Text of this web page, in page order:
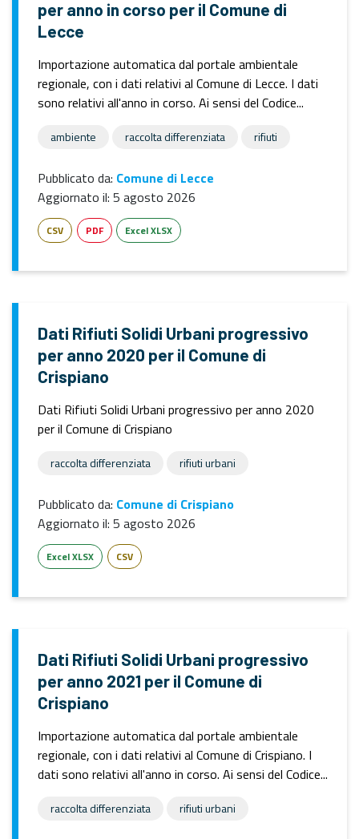
per anno in corso per il Comune di
Lecce
Importazione automatica dal portale ambientale
regionale, con i dati relativi al Comune di Lecce. I dati
sono relativi all'anno in corso. Ai sensi del Codice...
ambiente raccolta differenziata rifiuti
Pubblicato da: Comune di Lecce
Aggiornato il: 5 agosto 2026
CSV PDF Excel XLSX
Dati Rifiuti Solidi Urbani progressivo
per anno 2020 per il Comune di
Crispiano
Dati Rifiuti Solidi Urbani progressivo per anno 2020
per il Comune di Crispiano
raccolta differenziata rifiuti urbani
Pubblicato da: Comune di Crispiano
Aggiornato il: 5 agosto 2026
Excel XLSX CSV
Dati Rifiuti Solidi Urbani progressivo
per anno 2021 per il Comune di
Crispiano
Importazione automatica dal portale ambientale
regionale, con i dati relativi al Comune di Crispiano. I
dati sono relativi all'anno in corso. Ai sensi del Codice...
raccolta differenziata rifiuti urbani